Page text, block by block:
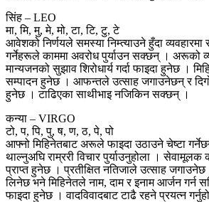
सिंह – LEO
मा, मि, मु, मे, मो, टा, टि, टु, टे
आवेशको निर्णयले समस्या निम्त्याउने हुँदा व्यवहारमा
गर्नेहरूले काममा अवरोध पुर्याउन सक्छन् । अरूको
मान्यजनको सुझाव शिरोधार्य गर्दा फाइदा हुनेछ ।
सम्पादन हुनेछ । आफन्तले उत्साह जगाउनेछन् र दिगो
हुनेछ । टाढिएका साथीभाइ नजिकिन सक्छन् ।
कन्या – VIRGO
टो, प, पि, पु, ष, ण, ठ, पे, पो
आफ्नो मिहिनेतबाट अरूले फाइदा उठाउने चेष्टा
थाल्नुअघि राम्ररी विचार पुर्याउनुहोला । सेवामूलक
प्राप्त हुनेछ । प्रतीक्षित नतिजाले उत्साह
लिनेछ भने मिहिनेतले नाम, दाम र इनाम आर्जन गर्न
फाइदा हुनेछ । वादविवादबाट टाढै रहने प्रयत्न